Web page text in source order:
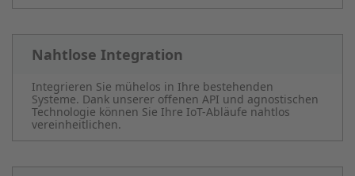
Nahtlose Integration
Integrieren Sie mühelos in Ihre bestehenden
Systeme. Dank unserer offenen API und agnostischen
Technologie können Sie Ihre IoT-Abläufe nahtlos
vereinheitlichen.